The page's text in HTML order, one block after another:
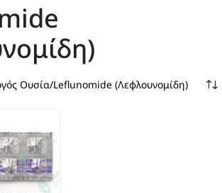
Ουσία Leflunomide (Λεφλουνομίδη)